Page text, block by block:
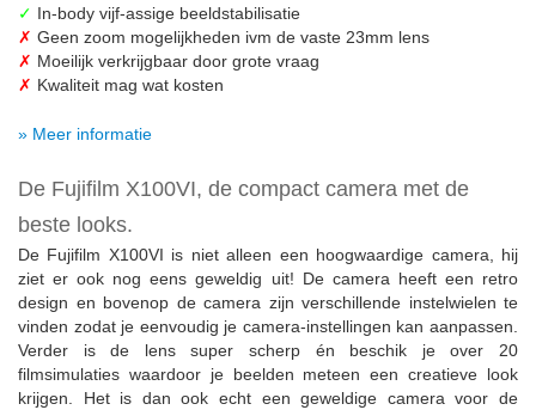
✓ In-body vijf-assige beeldstabilisatie
✗ Geen zoom mogelijkheden ivm de vaste 23mm lens
✗ Moeilijk verkrijgbaar door grote vraag
✗ Kwaliteit mag wat kosten
» Meer informatie
De Fujifilm X100VI, de compact camera met de
beste looks.
De Fujifilm X100VI is niet alleen een hoogwaardige camera, hij
ziet er ook nog eens geweldig uit! De camera heeft een retro
design en bovenop de camera zijn verschillende instelwielen te
vinden zodat je eenvoudig je camera-instellingen kan aanpassen.
Verder is de lens super scherp én beschik je over 20
filmsimulaties waardoor je beelden meteen een creatieve look
krijgen. Het is dan ook echt een geweldige camera voor de